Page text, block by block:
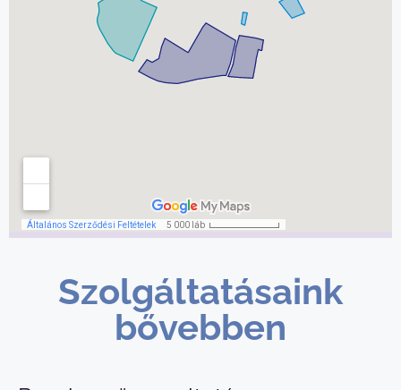
Szolgáltatásaink
bővebben